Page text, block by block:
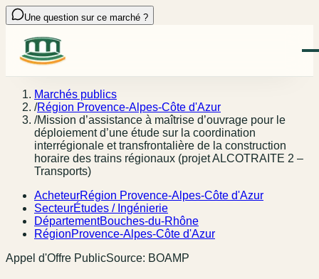
Une question sur ce marché ?
Marchés publics
/Région Provence-Alpes-Côte d'Azur
/Mission d’assistance à maîtrise d’ouvrage pour le
déploiement d’une étude sur la coordination
interrégionale et transfrontalière de la construction
horaire des trains régionaux (projet ALCOTRAITE 2 –
Transports)
AcheteurRégion Provence-Alpes-Côte d'Azur
SecteurÉtudes / Ingénierie
DépartementBouches-du-Rhône
RégionProvence-Alpes-Côte d'Azur
Appel d'Offre PublicSource: BOAMP